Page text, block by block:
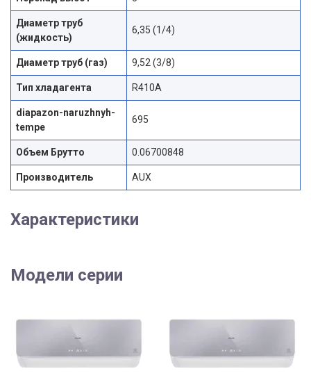
Диаметр труб
(жидкость)
6,35 (1/4)
Диаметр труб (газ) 9,52 (3/8)
Тип хладагента R410A
diapazon-naruzhnyh-
tempe
695
Объем Брутто 0.06700848
Производитель AUX
Характеристики
Модели серии